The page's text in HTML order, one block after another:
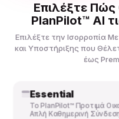
Επιλέξτε Πώς
PlanPilot™ AI
Επιλέξτε την Ισορροπία
και Υποστήριξης που
έως
Essential
Το PlanPilot™ Προτιμά
Απλή Καθημερινή